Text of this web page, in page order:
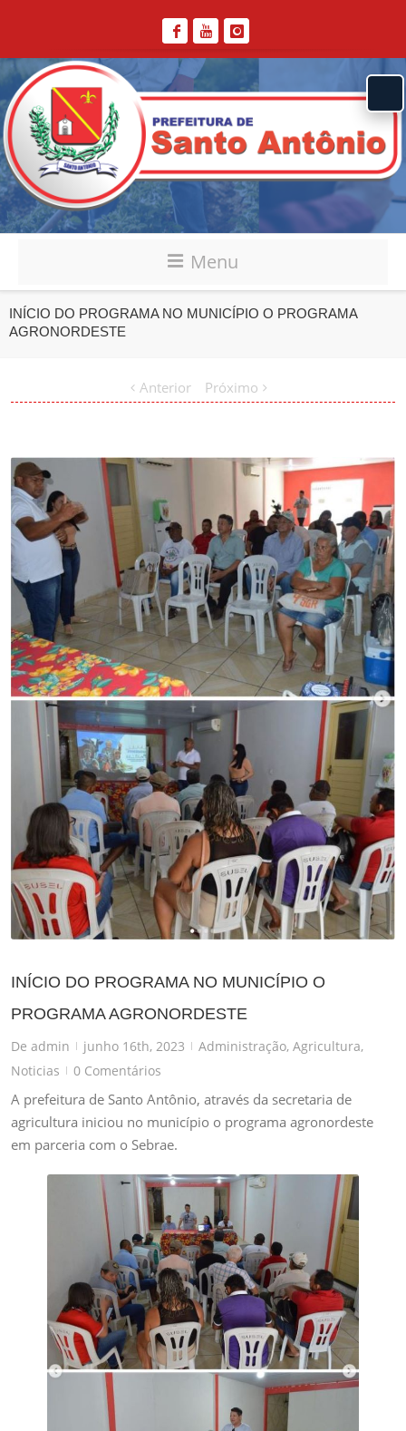
Menu
INÍCIO DO PROGRAMA NO MUNICÍPIO O PROGRAMA
AGRONORDESTE
Anterior Próximo
INÍCIO DO PROGRAMA NO MUNICÍPIO O
PROGRAMA AGRONORDESTE
De admin | junho 16th, 2023 | Administração, Agricultura,
Noticias
| 0 Comentários
A prefeitura de Santo Antônio, através da secretaria de
agricultura iniciou no município o programa agronordeste
em parceria com o Sebrae.